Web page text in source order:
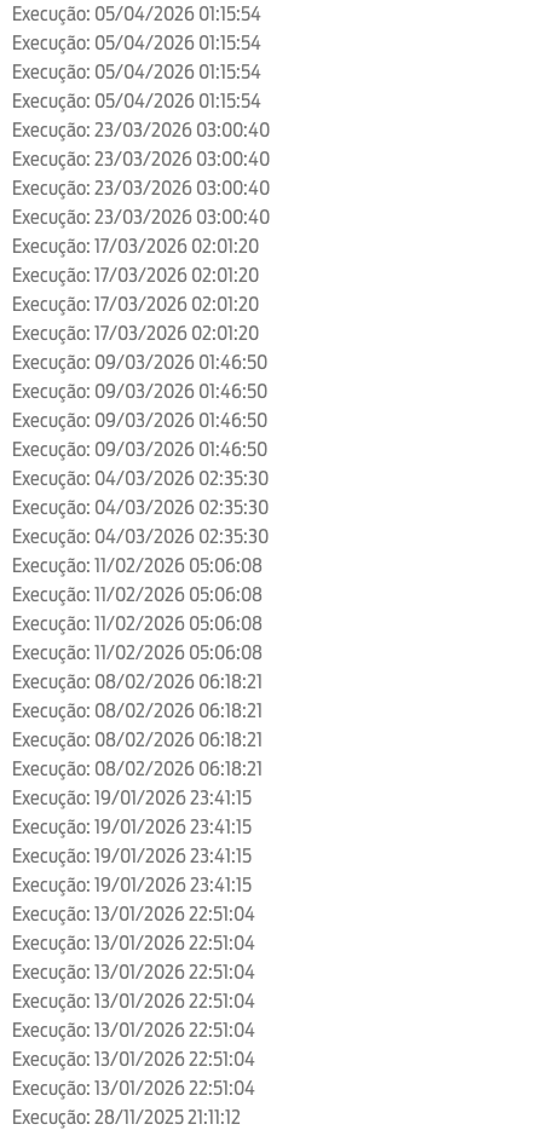
Execução: 05/04/2026 01:15:54
Execução: 05/04/2026 01:15:54
Execução: 05/04/2026 01:15:54
Execução: 05/04/2026 01:15:54
Execução: 23/03/2026 03:00:40
Execução: 23/03/2026 03:00:40
Execução: 23/03/2026 03:00:40
Execução: 23/03/2026 03:00:40
Execução: 17/03/2026 02:01:20
Execução: 17/03/2026 02:01:20
Execução: 17/03/2026 02:01:20
Execução: 17/03/2026 02:01:20
Execução: 09/03/2026 01:46:50
Execução: 09/03/2026 01:46:50
Execução: 09/03/2026 01:46:50
Execução: 09/03/2026 01:46:50
Execução: 04/03/2026 02:35:30
Execução: 04/03/2026 02:35:30
Execução: 04/03/2026 02:35:30
Execução: 11/02/2026 05:06:08
Execução: 11/02/2026 05:06:08
Execução: 11/02/2026 05:06:08
Execução: 11/02/2026 05:06:08
Execução: 08/02/2026 06:18:21
Execução: 08/02/2026 06:18:21
Execução: 08/02/2026 06:18:21
Execução: 08/02/2026 06:18:21
Execução: 19/01/2026 23:41:15
Execução: 19/01/2026 23:41:15
Execução: 19/01/2026 23:41:15
Execução: 19/01/2026 23:41:15
Execução: 13/01/2026 22:51:04
Execução: 13/01/2026 22:51:04
Execução: 13/01/2026 22:51:04
Execução: 13/01/2026 22:51:04
Execução: 13/01/2026 22:51:04
Execução: 13/01/2026 22:51:04
Execução: 13/01/2026 22:51:04
Execução: 28/11/2025 21:11:12